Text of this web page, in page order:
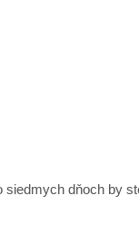
siedmych dňoch by